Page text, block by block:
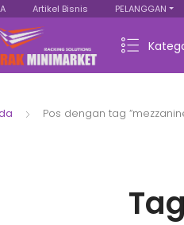
Artikel Bisnis PELANGGAN
Pos dengan tag